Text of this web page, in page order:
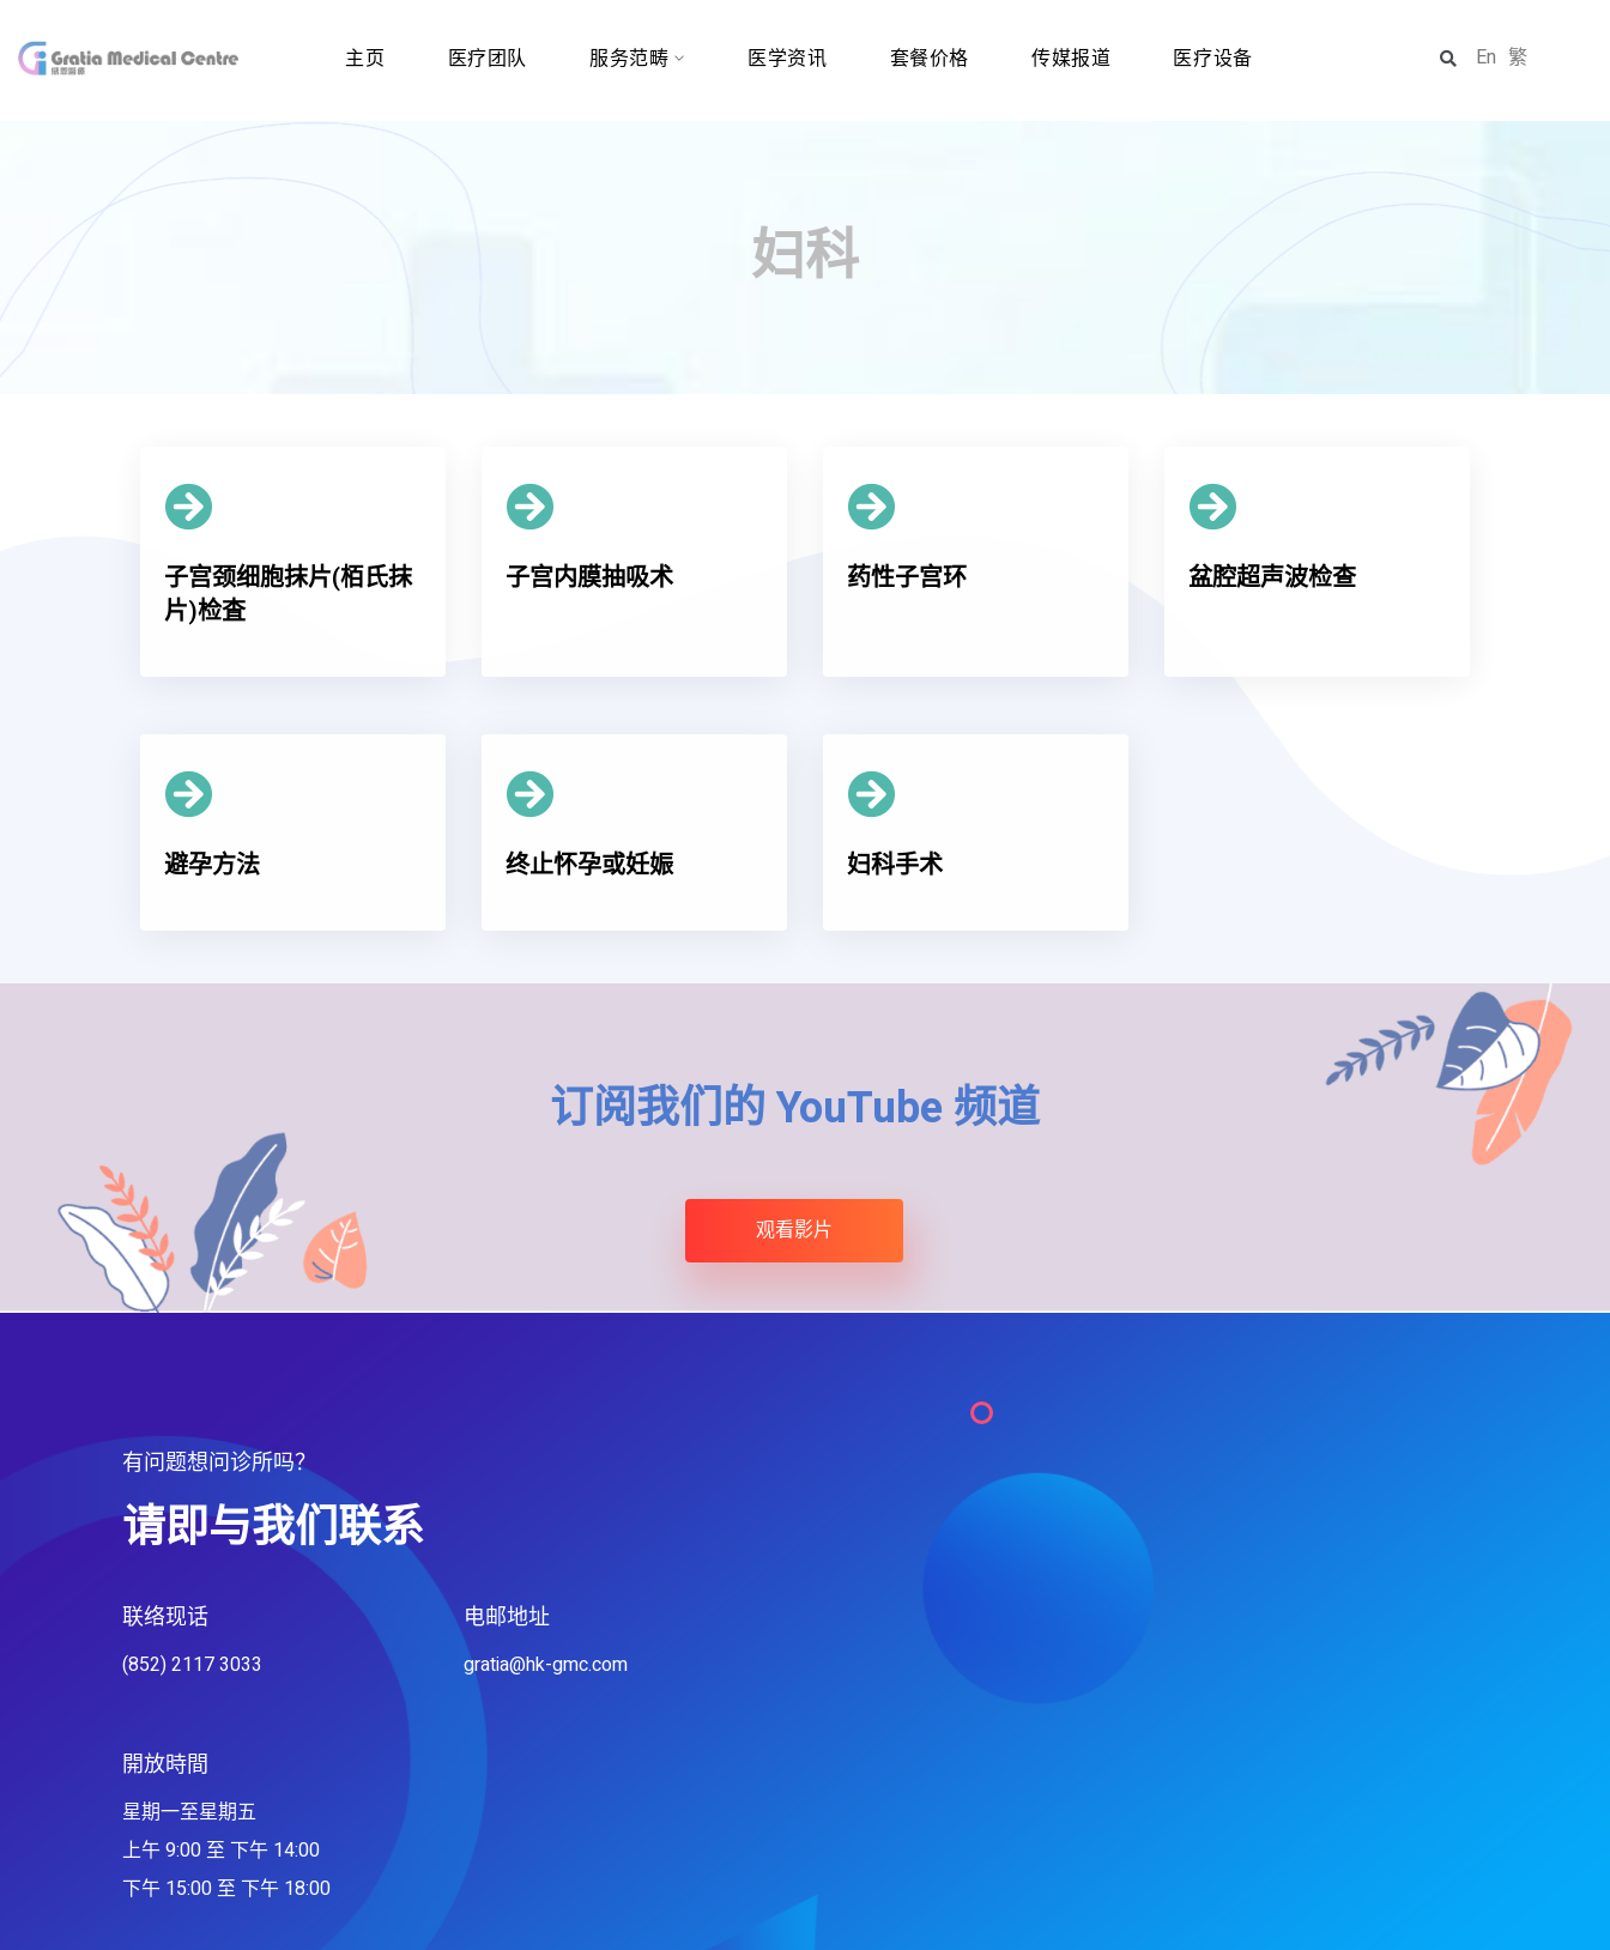
主页 医疗团队 服务范畴 医学资讯 套餐价格 传媒报道 医疗设备 En 繁
妇科
子宫颈细胞抹片(栢氏抹
片)检査
子宫内膜抽吸术 药性子宫环 盆腔超声波检查
避孕方法 终止怀孕或妊娠 妇科手术
订阅我们的 YouTube 频道
观看影片
有问题想问诊所吗？
请即与我们联系
联络现话
(852) 2117 3033
电邮地址
gratia@hk-gmc.com
開放時間
星期一至星期五
上午 9:00 至 下午 14:00
下午 15:00 至 下午 18:00